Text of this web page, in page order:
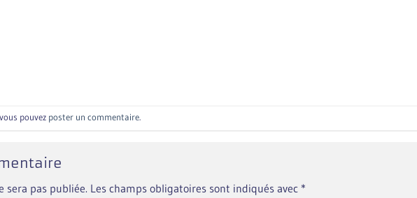
pouvez poster un commentaire.
sera pas publiée. Les champs obligatoires sont indiqués avec *